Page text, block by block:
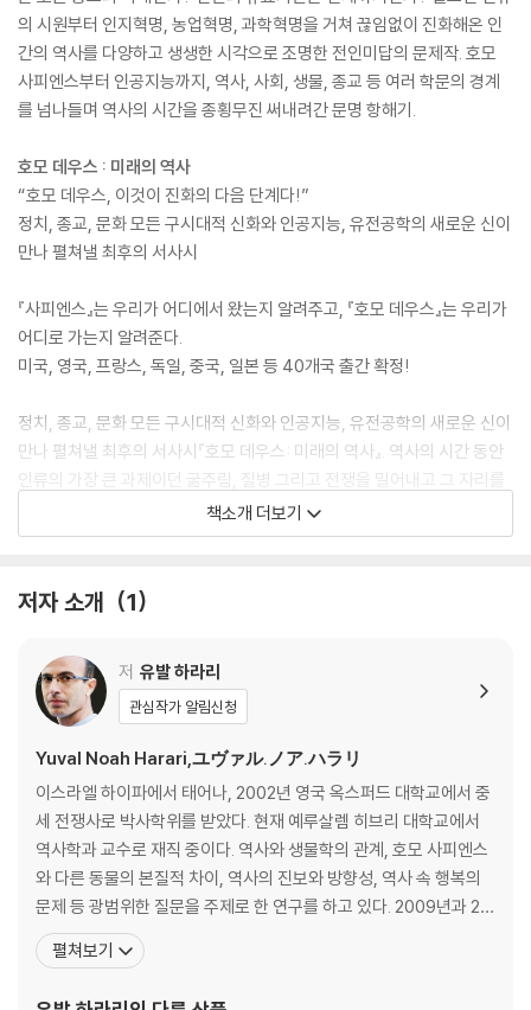
의 시원부터 인지혁명, 농업혁명, 과학혁명을 거쳐 끊임없이 진화해온 인
간의 역사를 다양하고 생생한 시각으로 조명한 전인미답의 문제작. 호모
사피엔스부터 인공지능까지, 역사, 사회, 생물, 종교 등 여러 학문의 경계
를 넘나들며 역사의 시간을 종횡무진 써내려간 문명 항해기.
호모 데우스 : 미래의 역사
“호모 데우스, 이것이 진화의 다음 단계다!”
정치, 종교, 문화 모든 구시대적 신화와 인공지능, 유전공학의 새로운 신이
만나 펼쳐낼 최후의 서사시
『사피엔스』는 우리가 어디에서 왔는지 알려주고, 『호모 데우스』는 우리가
어디로 가는지 알려준다.
미국, 영국, 프랑스, 독일, 중국, 일본 등 40개국 출간 확정!
정치, 종교, 문화 모든 구시대적 신화와 인공지능, 유전공학의 새로운 신이
만나 펼쳐낼 최후의 서사시『호모 데우스: 미래의 역사』. 역사의 시간 동안
인류의 가장 큰 과제이던 굶주림, 질병 그리고 전쟁을 밀어내고 그 자리를
차지한 것은 무엇인가? 지구를 평정하고 신이 된 인간은 어떤 운명을 만들
것인가? 인류는 어디에서 와서 어디로 갈 것인가? 100년 뒤 세상은 어떤
갈 유토피아 혹은 악몽에 대한 논쟁적 서사. 인간은 진화를 거듭할 것인가,
21세기를 위한 21가지 제언 : 더 나은 오늘은 어떻게 가능한가
『사피엔스』, 『호모 데우스』에 이은 유발 하라리의 ‘인류 3부작’ 완결편. 인
는 정보기술과 생명기술의 비약적인 발전이 이끄는 유례없는 혁명기, 새로
운 도전과 위협에 직면해 있는 인류의 현재를 살핀다.
Officially available for the first time, Yuval Noah Harari's
ground-breaking collection in a 3-book box set.
A beautiful box set with Yuval Harari's three phenomenal glob
al bestselling titles:
책소개 더보기
저자 소개 1
저 유발 하라리
관심작가 알림신청
Yuval Noah Harari,ユヴァル.ノア.ハラリ
이스라엘 하이파에서 태어나, 2002년 영국 옥스퍼드 대학교에서 중
세 전쟁사로 박사학위를 받았다. 현재 예루살렘 히브리 대학교에서
역사학과 교수로 재직 중이다. 역사와 생물학의 관계, 호모 사피엔스
와 다른 동물의 본질적 차이, 역사의 진보와 방향성, 역사 속 행복의
문제 등 광범위한 질문을 주제로 한 연구를 하고 있다. 2009년과 20
12년에 ‘인문학 분야 창의성과 독창성에 대한 플론스키 상’을 수상했
고, 2011년 군대 역사에 관한 논문으로 ‘몬카도 상’을 수상했다. 2012
펼쳐보기